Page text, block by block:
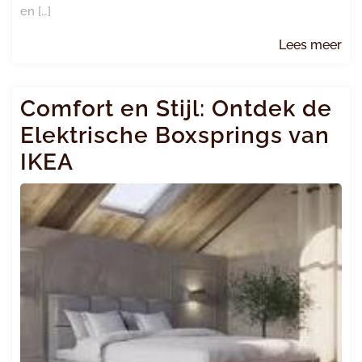
en […]
Lees meer
Comfort en Stijl: Ontdek de
Elektrische Boxsprings van
IKEA